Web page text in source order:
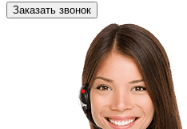
Заказать звонок